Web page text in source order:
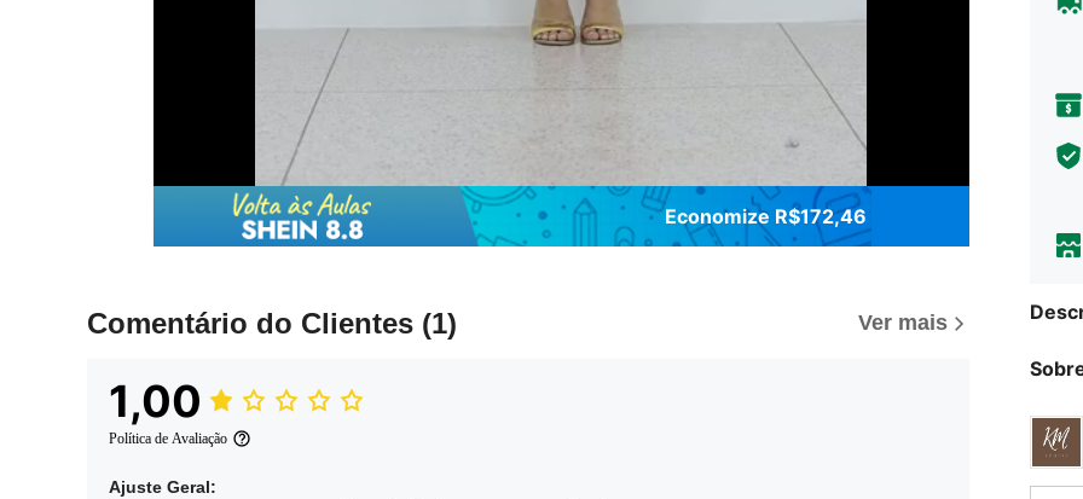
Economize R$172,46
Comentário do Clientes (1) Ver mais
1,00
Política de Avaliação
Ajuste Geral: